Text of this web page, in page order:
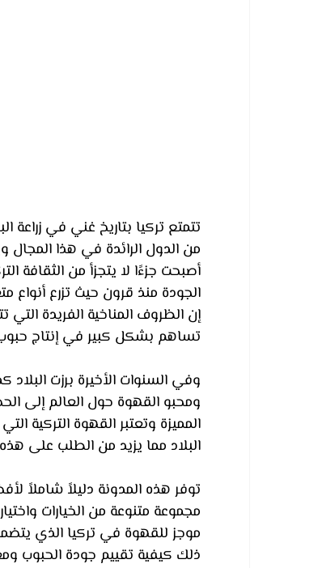
تتمتع تركيا بتاريخ غني في زراعة
من الدول الرائدة في هذا
أصبحت جزءًا لا يتجزأ من الثقافة
الجودة منذ قرون حيث تزرع أنواع
إن الظروف المناخية الفريدة التي
تساهم بشكل كبير في إنتاج
وفي السنوات الأخيرة برزت
ومحبو القهوة حول العالم إلى
المميزة وتعتبر القهوة التركية
البلاد مما يزيد من الطلب على
توفر هذه المدونة دليلاً شاملاً
مجموعة متنوعة من الخيارات
موجز للقهوة في تركيا الذي
ذلك كيفية تقييم جودة الحبوب